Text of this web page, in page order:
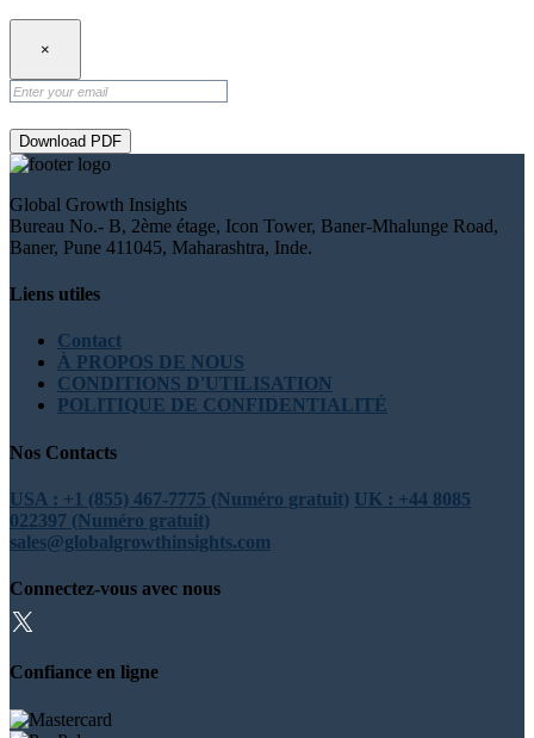
×
Download PDF
Global Growth Insights
Bureau No.- B, 2ème étage, Icon Tower, Baner-Mhalunge Road,
Baner, Pune 411045, Maharashtra, Inde.
Liens utiles
Contact
À PROPOS DE NOUS
CONDITIONS D'UTILISATION
POLITIQUE DE CONFIDENTIALITÉ
Nos Contacts
USA : +1 (855) 467-7775 (Numéro gratuit) UK : +44 8085
022397 (Numéro gratuit)
sales@globalgrowthinsights.com
Connectez-vous avec nous
Confiance en ligne